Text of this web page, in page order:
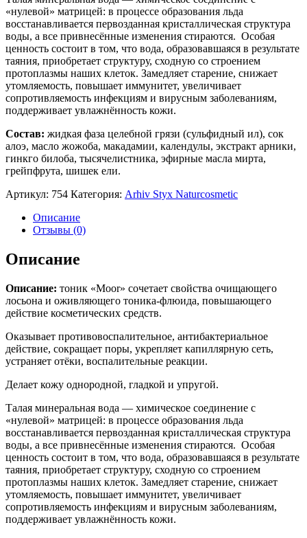
«нулевой» матрицей: в процессе образования льда
восстанавливается первозданная кристаллическая структура
воды, а все привнесённые изменения стираются. Особая
ценность состоит в том, что вода, образовавшаяся в результате
таяния, приобретает структуру, сходную со строением
протоплазмы наших клеток. Замедляет старение, снижает
утомляемость, повышает иммунитет, увеличивает
сопротивляемость инфекциям и вирусным заболеваниям,
поддерживает увлажнённость кожи.
Состав: жидкая фаза целебной грязи (сульфидный ил), сок
алоэ, масло жожоба, макадамии, календулы, экстракт арники,
гинкго билоба, тысячелистника, эфирные масла мирта,
грейпфрута, шишек ели.
Артикул: 754 Категория: Arhiv Styx Naturcosmetic
Описание
Отзывы (0)
Описание
Описание: тоник «Moor» сочетает свойства очищающего
лосьона и оживляющего тоника-флюида, повышающего
действие косметических средств.
Оказывает противовоспалительное, антибактериальное
действие, сокращает поры, укрепляет капиллярную сеть,
устраняет отёки, воспалительные реакции.
Делает кожу однородной, гладкой и упругой.
Талая минеральная вода — химическое соединение с
«нулевой» матрицей: в процессе образования льда
восстанавливается первозданная кристаллическая структура
воды, а все привнесённые изменения стираются. Особая
ценность состоит в том, что вода, образовавшаяся в результате
таяния, приобретает структуру, сходную со строением
протоплазмы наших клеток. Замедляет старение, снижает
утомляемость, повышает иммунитет, увеличивает
сопротивляемость инфекциям и вирусным заболеваниям,
поддерживает увлажнённость кожи.